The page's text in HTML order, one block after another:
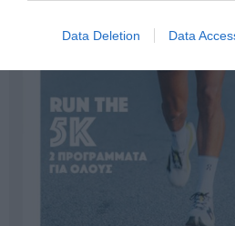
Data Deletion Data